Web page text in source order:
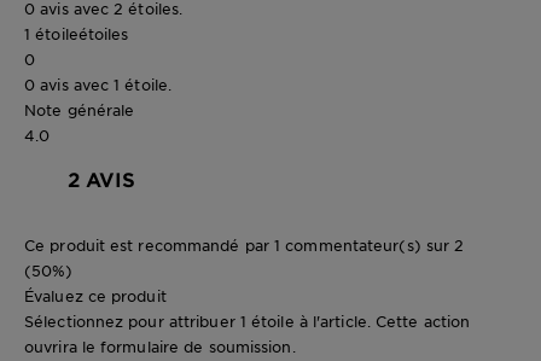
0 avis avec 2 étoiles.
1 étoileétoiles
0
0 avis avec 1 étoile.
Note générale
4.0
2 AVIS
Ce produit est recommandé par 1 commentateur(s) sur 2
(50%)
Évaluez ce produit
Sélectionnez pour attribuer 1 étoile à l'article. Cette action
ouvrira le formulaire de soumission.